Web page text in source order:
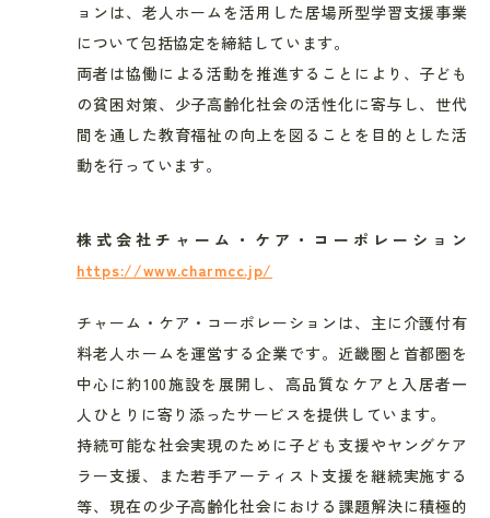
ョンは、老人ホームを活用した居場所型学習支援事業
について包括協定を締結しています。
両者は協働による活動を推進することにより、子ども
の貧困対策、少子高齢化社会の活性化に寄与し、世代
間を通した教育福祉の向上を図ることを目的とした活
動を行っています。
株式会社チャーム・ケア・コーポレーション
https://www.charmcc.jp/
チャーム・ケア・コーポレーションは、主に介護付有
料老人ホームを運営する企業です。近畿圏と首都圏を
中心に約100施設を展開し、高品質なケアと入居者一
人ひとりに寄り添ったサービスを提供しています。
持続可能な社会実現のために子ども支援やヤングケア
ラー支援、また若手アーティスト支援を継続実施する
等、現在の少子高齢化社会における課題解決に積極的